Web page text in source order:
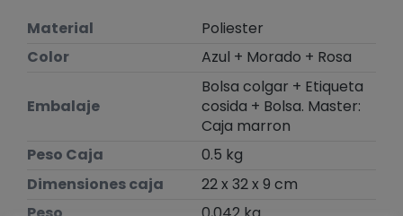
Material
Poliester
Color
Azul + Morado + Rosa
Embalaje
Bolsa colgar + Etiqueta
cosida + Bolsa. Master:
Caja marron
Peso Caja
0.5 kg
Dimensiones caja
22 x 32 x 9 cm